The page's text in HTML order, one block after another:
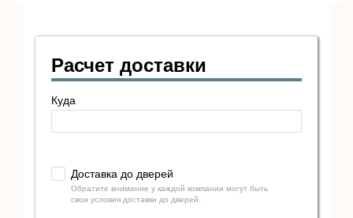
Расчет доставки
Куда
Доставка до дверей
Обратите внимание у каждой компании могут быть
свои условия доставки до дверей.